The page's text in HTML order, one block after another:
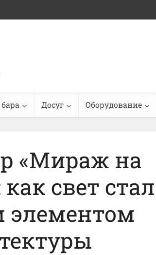
Досуг Оборудование
«Мираж на
свет стал
элементом